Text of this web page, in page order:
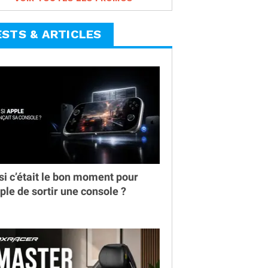
& ARTICLES
c’était le bon moment pour
de sortir une console ?